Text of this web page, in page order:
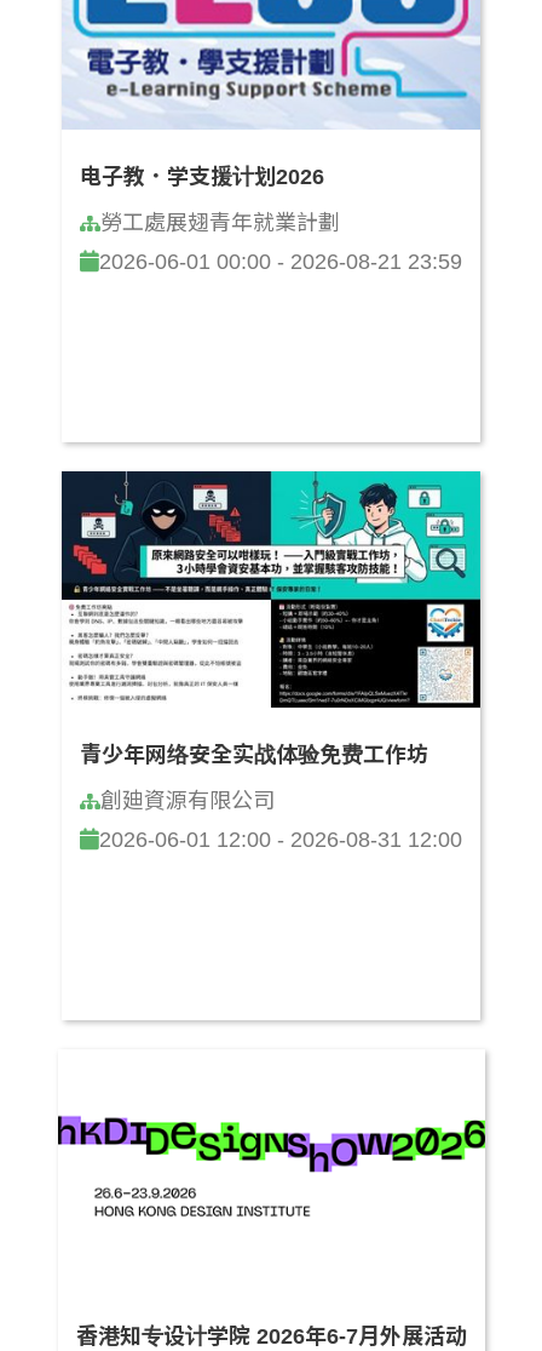
电子教．学支援计划2026
勞工處展翅青年就業計劃
2026-06-01 00:00 - 2026-08-21 23:59
青少年网络安全实战体验免费工作坊
創廸資源有限公司
2026-06-01 12:00 - 2026-08-31 12:00
香港知专设计学院 2026年6-7月外展活动